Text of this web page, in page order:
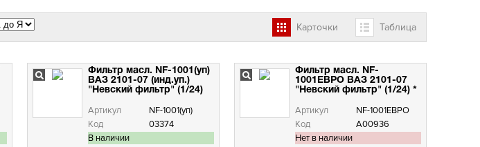
Карточки Таблица
Фильтр масл. NF-1001(уп)
ВАЗ 2101-07 (инд.уп.)
"Невский фильтр" (1/24)
Артикул
NF-1001(уп)
Код
03374
В наличии
Фильтр масл. NF-
1001ЕВРО ВАЗ 2101-07
"Невский фильтр" (1/24) *
Артикул
NF-1001ЕВРО
Код
А00936
Нет в наличии